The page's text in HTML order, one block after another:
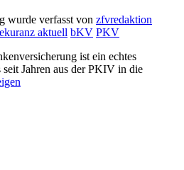
wurde verfasst von zfvredaktion
aktuell bKV PKV
ist ein echtes
Jahren aus der PKIV in die